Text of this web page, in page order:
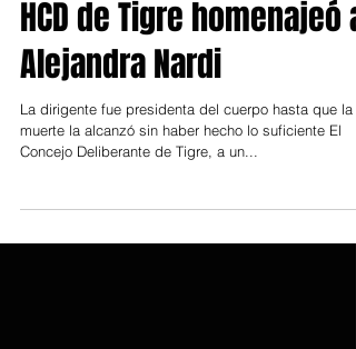
8 dic 2021
HCD de Tigre homenajeó a
Alejandra Nardi
Concejo Deliberante de Tigre, a un...